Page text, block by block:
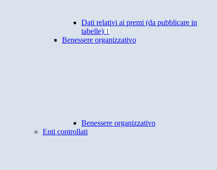
Dati relativi ai premi (da pubblicare in
tabelle) 1
Benessere organizzativo
Benessere organizzativo
Enti controllati